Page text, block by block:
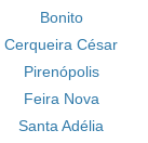
Bonito
Cerqueira César
Pirenópolis
Feira Nova
Santa Adélia